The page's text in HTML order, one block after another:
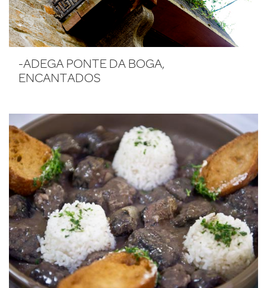
-ADEGA PONTE DA BOGA,
ENCANTADOS